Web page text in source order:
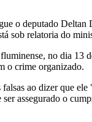
o deputado
sob relatoria do
no dia 13
o crime organizado.
ao dizer que
assegurado o